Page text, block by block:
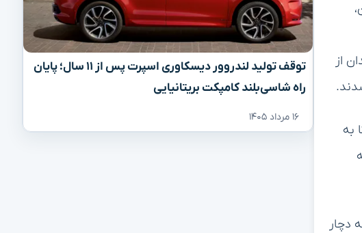
توقف تولید لندروور دیسکاوری اسپرت پس از ۱۱ سال؛ پایان
راه شاسی‌بلند کامپکت بریتانیایی
۱۶ مرداد ۱۴۰۵
از
به
دچار